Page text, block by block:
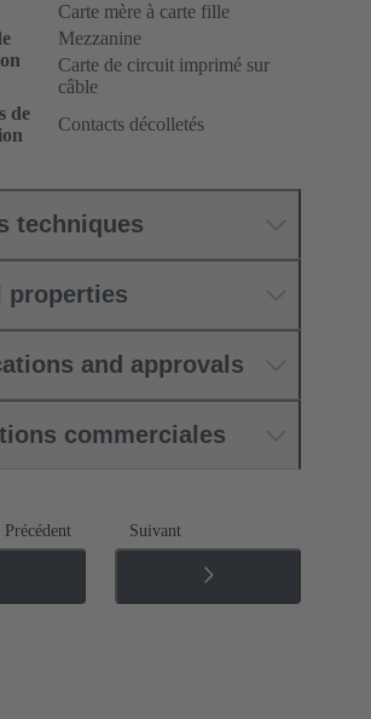
Carte mère à carte fille
Mezzanine
Carte de circuit imprimé sur
câble
de
Contacts décolletés
techniques
properties
and approvals
commerciales
Précédent Suivant